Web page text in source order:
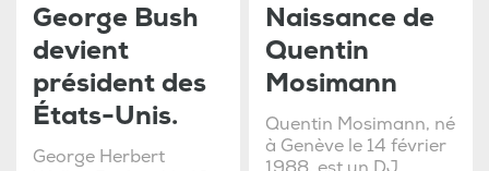
George Bush
devient
président des
États-Unis.
George Herbert
Naissance de
Quentin
Mosimann
Quentin Mosimann, né
à Genève le 14 février